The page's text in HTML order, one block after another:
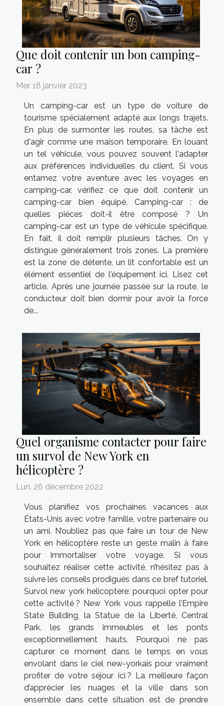
Que doit contenir un bon camping-
car ?
Mer. 18 janvier 2023
Un camping-car est un type de voiture de
tourisme spécialement adapté aux longs trajets.
En plus de surmonter les routes, sa tâche est
d'agir comme une maison temporaire. En louant
un tel véhicule, vous pouvez souvent l'adapter
aux préférences individuelles du client. Si vous
entamez votre aventure avec les voyages en
camping-car, vérifiez ce que doit contenir un
camping-car bien équipé. Camping-car : de
quelles pièces doit-il être composé ? Un
camping-car est un type de véhicule spécifique.
En fait, il doit remplir plusieurs tâches. On y
distingue généralement trois zones. La première
est la zone de détente, un lit confortable est un
élément essentiel de l'équipement ici. Lisez cet
article. Après une journée passée sur la route, le
conducteur doit bien dormir pour avoir la force
de...
Quel organisme contacter pour faire
un survol de New York en
hélicoptère ?
Lun. 26 décembre 2022
Vous planifiez vos prochaines vacances aux
États-Unis avec votre famille, votre partenaire ou
un ami. N’oubliez pas que faire un tour de New
York en hélicoptère reste un geste malin à faire
pour immortaliser votre voyage. Si vous
souhaitez réaliser cette activité, n’hésitez pas à
suivre les conseils prodigués dans ce bref tutoriel.
Survol new york helicoptere: pourquoi opter pour
cette activité ? New York vous rappelle l’Empire
State Building, la Statue de la Liberté, Central
Park, les grands immeubles et les ponts
exceptionnellement hauts. Pourquoi ne pas
capturer ce moment dans le temps en vous
envolant dans le ciel new-yorkais pour vraiment
profiter de votre séjour ici ? La meilleure façon
d’apprécier les nuages et la ville dans son
ensemble dans cette situation est de prendre